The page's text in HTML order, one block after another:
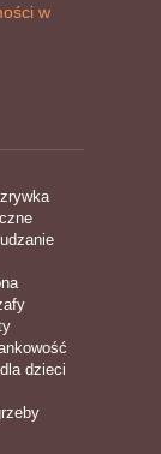
w
dzieci